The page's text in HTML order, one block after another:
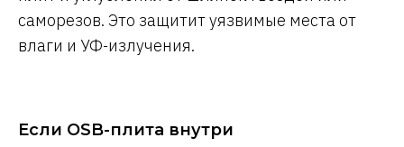
саморезов. Это защитит уязвимые места от
влаги и УФ-излучения.
Если OSB-плита внутри